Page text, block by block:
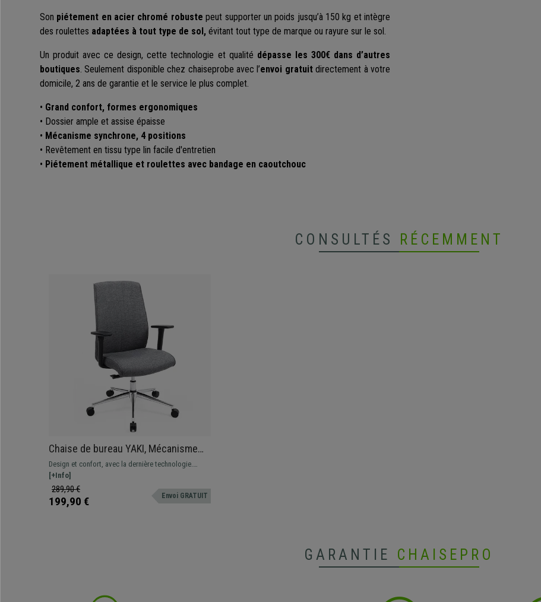
Son piétement en acier chromé robuste peut supporter un poids jusqu’à 150 kg et intègre
des roulettes adaptées à tout type de sol, évitant tout type de marque ou rayure sur le sol.
Un produit avec ce design, cette technologie et qualité dépasse les 300€ dans d’autres
boutiques. Seulement disponible chez chaiseprobe avec l’envoi gratuitdirectement à votre
domicile, 2 ans de garantie et le service le plus complet.
• Grand confort, formes ergonomiques
• Dossier ample et assise épaisse
• Mécanisme synchrone, 4 positions
• Revêtement en tissu type lin facile d'entretien
• Piétement métallique et roulettes avec bandage en caoutchouc
CONSULTÉS RÉCEMMENT
Chaise de bureau YAKI, Mécanisme
synchrone avec positions, Piétement
en métal, En Tissu, Gris
Design et confort, avec la dernière technologie.
Découvrez ce nouveau modèle avec piétement en
métal et différentes positions de réglage. Roulettes
avec bandage en caoutchouc incluses!
[+Info]
289,90 €
199,90 € Envoi GRATUIT
GARANTIE CHAISEPRO